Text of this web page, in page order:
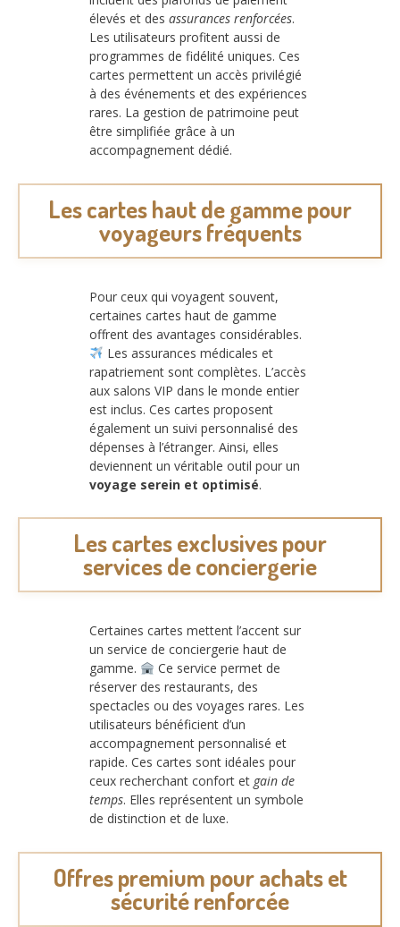
élevés et des assurances renforcées.
Les utilisateurs profitent aussi de
programmes de fidélité uniques. Ces
cartes permettent un accès privilégié
à des événements et des expériences
rares. La gestion de patrimoine peut
être simplifiée grâce à un
accompagnement dédié.
Les cartes haut de gamme pour
voyageurs fréquents
Pour ceux qui voyagent souvent,
certaines cartes haut de gamme
offrent des avantages considérables.
Les assurances médicales et
rapatriement sont complètes. L’accès
aux salons VIP dans le monde entier
est inclus. Ces cartes proposent
également un suivi personnalisé des
dépenses à l’étranger. Ainsi, elles
deviennent un véritable outil pour un
voyage serein et optimisé.
Les cartes exclusives pour
services de conciergerie
Certaines cartes mettent l’accent sur
un service de conciergerie haut de
gamme.
Ce service permet de
réserver des restaurants, des
spectacles ou des voyages rares. Les
utilisateurs bénéficient d’un
accompagnement personnalisé et
rapide. Ces cartes sont idéales pour
ceux recherchant confort et gain de
temps. Elles représentent un symbole
de distinction et de luxe.
Offres premium pour achats et
sécurité renforcée